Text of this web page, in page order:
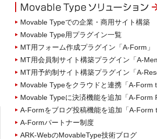
Movable Typeでの企業・商用サイト構築
Movable Type用プラグイン一覧
MT用フォーム作成プラグイン「A-Form」
MT用会員制サイト構築プラグイン「A-
MT用予約制サイト構築プラグイン「A-
Movable Typeをクラウドと連携「A-Form
Movable Typeに決済機能を追加「A-Form
A-Formをブログ投稿機能を追加「A-Form
A-Formパートナー制度
ARK-WebのMovableType技術ブログ